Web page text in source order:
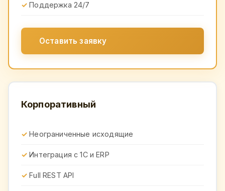
Поддержка 24/7
Оставить заявку
Корпоративный
Неограниченные исходящие
Интеграция с 1С и ERP
Full REST API